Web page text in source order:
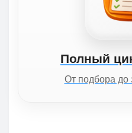
Полный
От подбора до